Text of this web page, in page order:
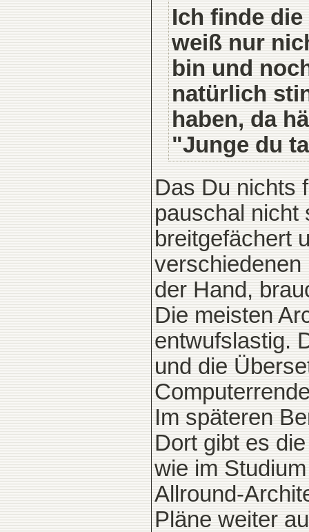
Ich finde
weiß nur
bin und
natürlich
haben, da
"Junge du
Das Du nichts
pauschal nicht
breitgefächert
der Hand,
Die meisten
entwufslastig.
und die
Im späteren
Dort gibt es
wie im
Allround-
Pläne weiter